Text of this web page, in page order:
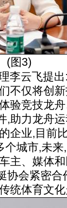
(图3)
李云飞提
不仅将创
验竞技龙
,助力龙舟
企业,目前
城市,未
主、媒体
协会紧密合
统体育文